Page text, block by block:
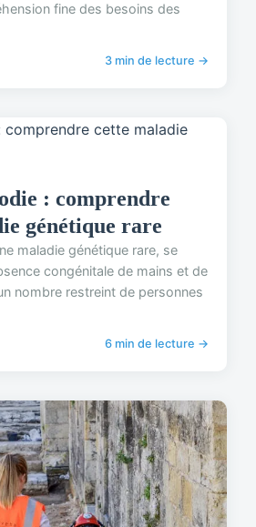
fine des besoins des
3 min de lecture →
: comprendre
génétique rare
maladie génétique rare, se
congénitale de mains et de
nombre restreint de personnes
6 min de lecture →